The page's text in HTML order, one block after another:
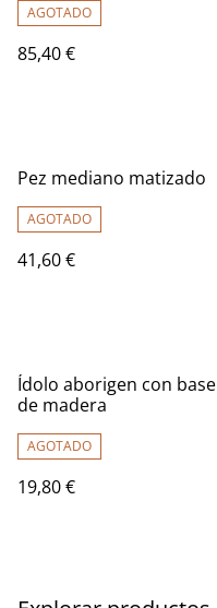
AGOTADO
85,40 €
Pez mediano matizado
AGOTADO
41,60 €
Ídolo aborigen con base
de madera
AGOTADO
19,80 €